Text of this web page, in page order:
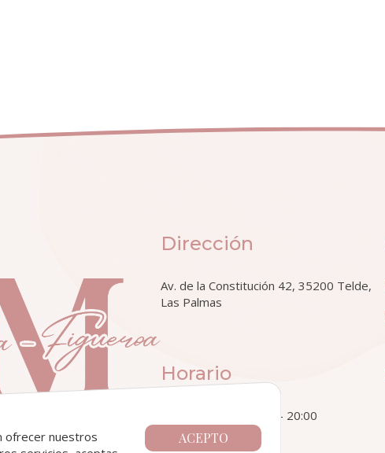
ofrecer nuestros
ACEPTO
Dirección
Av. de la Constitución 42, 35200 Telde,
Las Palmas
Horario
Lunes a Viernes: 9:30 - 20:00
Sábado: 9:30 - 14:30